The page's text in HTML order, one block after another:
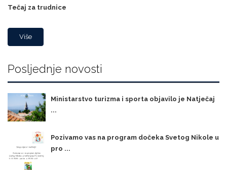
Tečaj za trudnice
Više
Posljednje novosti
Ministarstvo turizma i sporta objavilo je Natječaj
...
Pozivamo vas na program dočeka Svetog Nikole u
pro ...